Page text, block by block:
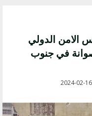
الامن الدولي
في جنوب
2024-02-16